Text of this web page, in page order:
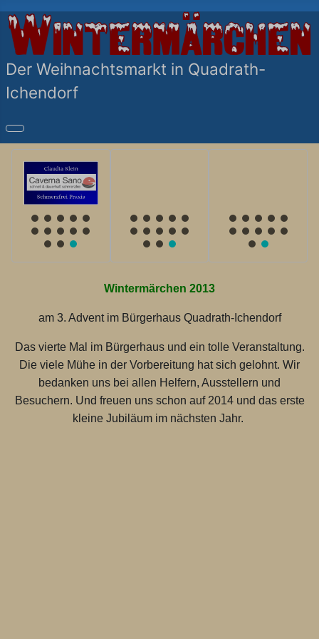
Der Weihnachtsmarkt in Quadrath-
Ichendorf
Wintermärchen 2013
am 3. Advent im Bürgerhaus Quadrath-Ichendorf
Das vierte Mal im Bürgerhaus und ein tolle Veranstaltung.
Die viele Mühe in der Vorbereitung hat sich gelohnt. Wir
bedanken uns bei allen Helfern, Ausstellern und
Besuchern. Und freuen uns schon auf 2014 und das erste
kleine Jubiläum im nächsten Jahr.